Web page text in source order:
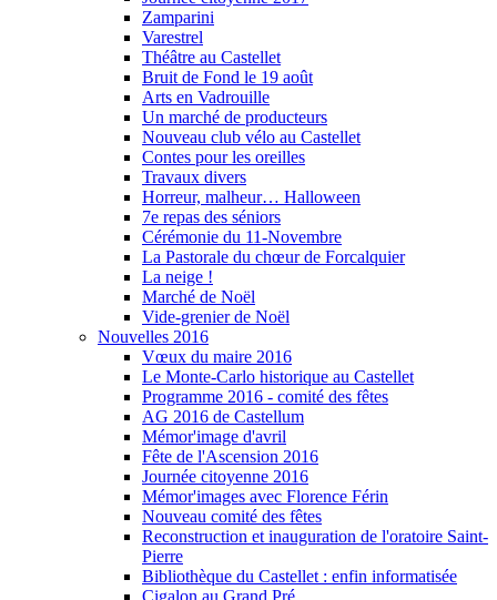
Zamparini
Varestrel
Théâtre au Castellet
Bruit de Fond le 19 août
Arts en Vadrouille
Un marché de producteurs
Nouveau club vélo au Castellet
Contes pour les oreilles
Travaux divers
Horreur, malheur… Halloween
7e repas des séniors
Cérémonie du 11-Novembre
La Pastorale du chœur de Forcalquier
La neige !
Marché de Noël
Vide-grenier de Noël
Nouvelles 2016
Vœux du maire 2016
Le Monte-Carlo historique au Castellet
Programme 2016 - comité des fêtes
AG 2016 de Castellum
Mémor'image d'avril
Fête de l'Ascension 2016
Journée citoyenne 2016
Mémor'images avec Florence Férin
Nouveau comité des fêtes
Reconstruction et inauguration de l'oratoire Saint-
Pierre
Bibliothèque du Castellet : enfin informatisée
Cigalon au Grand Pré